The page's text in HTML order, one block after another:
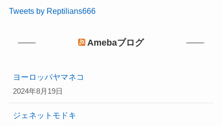
Tweets by Reptilians666
Amebaブログ
ヨーロッパヤマネコ
2024年8月19日
ジェネットモドキ